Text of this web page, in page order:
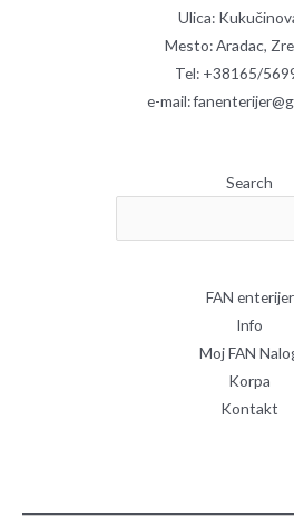
Ulica:
Mesto: Aradac,
Tel: +38165/
e-mail:
Search
FAN enterijer
Info
Moj FAN
Korpa
Kontakt